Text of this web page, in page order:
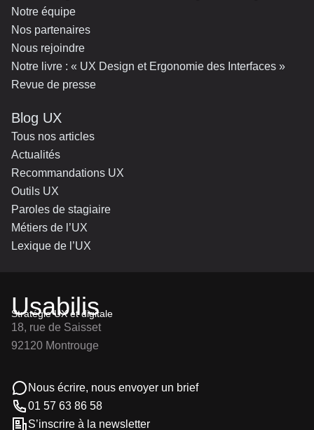
Notre équipe
Nos partenaires
Nous rejoindre
Notre livre : « UX Design et Ergonomie des Interfaces »
Revue de presse
Blog UX
Tous nos articles
Actualités
Recommandations UX
Outils UX
Paroles de stagiaire
Métiers de l’UX
Lexique de l’UX
Usabilis
Stratégie UX et digitale
18, rue de Saisset
92120 Montrouge
Nous écrire, nous envoyer un brief
01 57 63 86 58
S’inscrire à la newsletter